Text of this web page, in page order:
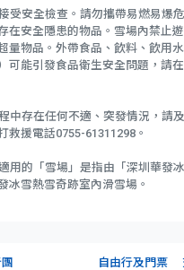
受安全檢查。請勿攜帶易燃易爆
在安全隱患的物品。雪場內禁止
量物品。外帶食品、飲料、飲用
可能引發食品衛生安全問題，請
中存在任何不適、突發情況，請
救援電話0755-61311298。
用的「雪場」是指由「深圳華發
冰雪熱雪奇跡室內滑雪場。
自由行及門票